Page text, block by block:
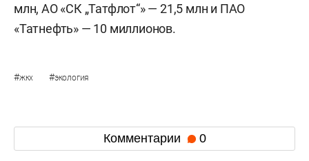
млн, АО «СК „Татфлот“» — 21,5 млн и ПАО
«Татнефть» — 10 миллионов.
#жкх #экология
Комментарии 0